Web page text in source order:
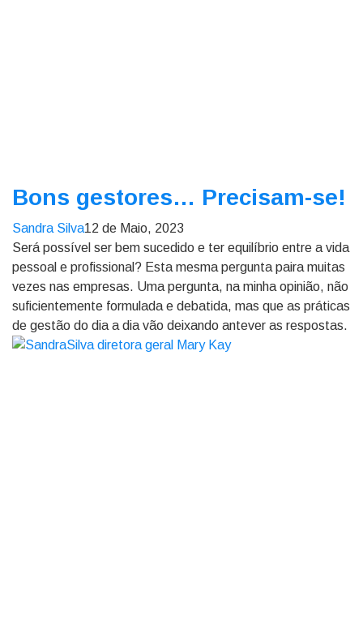
Bons gestores… Precisam-se!
Sandra Silva12 de Maio, 2023
Será possível ser bem sucedido e ter equilíbrio entre a vida
pessoal e profissional? Esta mesma pergunta paira muitas
vezes nas empresas. Uma pergunta, na minha opinião, não
suficientemente formulada e debatida, mas que as práticas
de gestão do dia a dia vão deixando antever as respostas.